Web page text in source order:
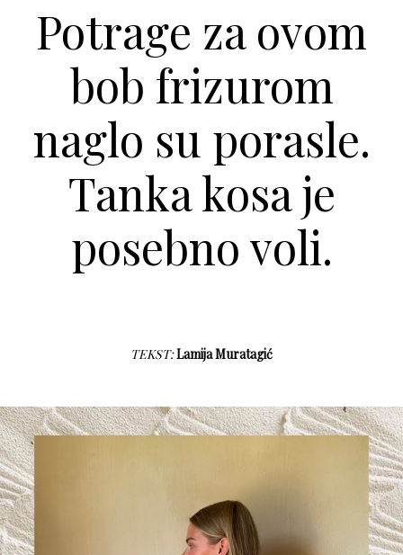
Potrage za ovom
bob frizurom
naglo su porasle.
Tanka kosa je
posebno voli.
TEKST:Lamija Muratagić